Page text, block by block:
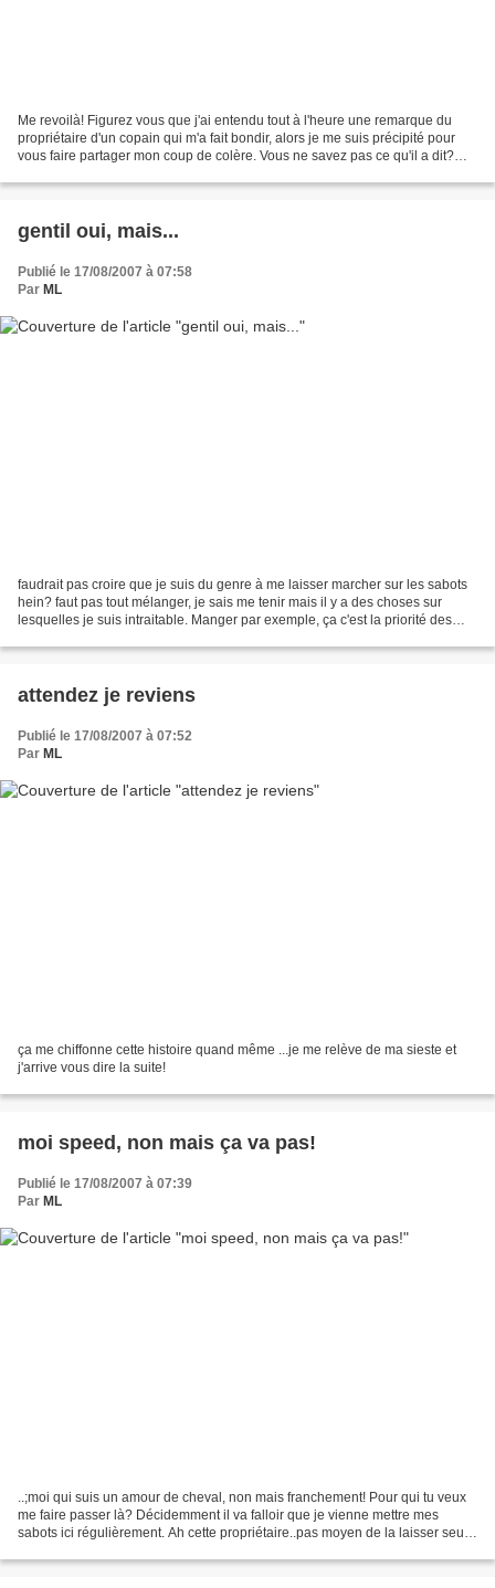
Me revoilà! Figurez vous que j'ai entendu tout à l'heure une remarque du
propriétaire d'un copain qui m'a fait bondir, alors je me suis précipité pour
vous faire partager mon coup de colère. Vous ne savez pas ce qu'il a dit?
gentil oui, mais...
Publié le 17/08/2007 à 07:58
Par ML
faudrait pas croire que je suis du genre à me laisser marcher sur les sabots
hein? faut pas tout mélanger, je sais me tenir mais il y a des choses sur
lesquelles je suis intraitable. Manger par exemple, ça c'est la priorité des
attendez je reviens
Publié le 17/08/2007 à 07:52
Par ML
ça me chiffonne cette histoire quand même ...je me relève de ma sieste et
j'arrive vous dire la suite!
moi speed, non mais ça va pas!
Publié le 17/08/2007 à 07:39
Par ML
..;moi qui suis un amour de cheval, non mais franchement! Pour qui tu veux
me faire passer là? Décidemment il va falloir que je vienne mettre mes
sabots ici régulièrement. Ah cette propriétaire..pas moyen de la laisser seule